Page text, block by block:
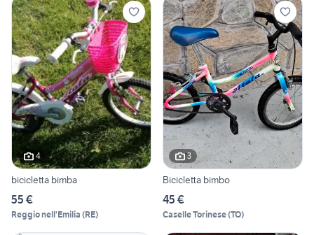
4
bicicletta bimba
55 €
Reggio nell'Emilia (RE)
3
Bicicletta bimbo
45 €
Caselle Torinese(TO)